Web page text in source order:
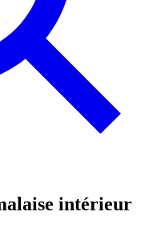
intérieur